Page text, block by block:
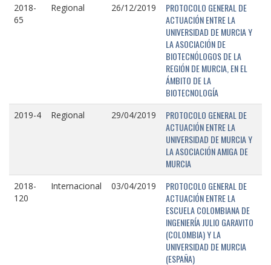
2018-
65
Regional 26/12/2019
PROTOCOLO GENERAL DE
ACTUACIÓN ENTRE LA
UNIVERSIDAD DE MURCIA Y
LA ASOCIACIÓN DE
BIOTECNÓLOGOS DE LA
REGIÓN DE MURCIA, EN EL
ÁMBITO DE LA
BIOTECNOLOGÍA
2019-4 Regional 29/04/2019
PROTOCOLO GENERAL DE
ACTUACIÓN ENTRE LA
UNIVERSIDAD DE MURCIA Y
LA ASOCIACIÓN AMIGA DE
MURCIA
2018-
120
Internacional 03/04/2019
PROTOCOLO GENERAL DE
ACTUACIÓN ENTRE LA
ESCUELA COLOMBIANA DE
INGENIERÍA JULIO GARAVITO
(COLOMBIA) Y LA
UNIVERSIDAD DE MURCIA
(ESPAÑA)